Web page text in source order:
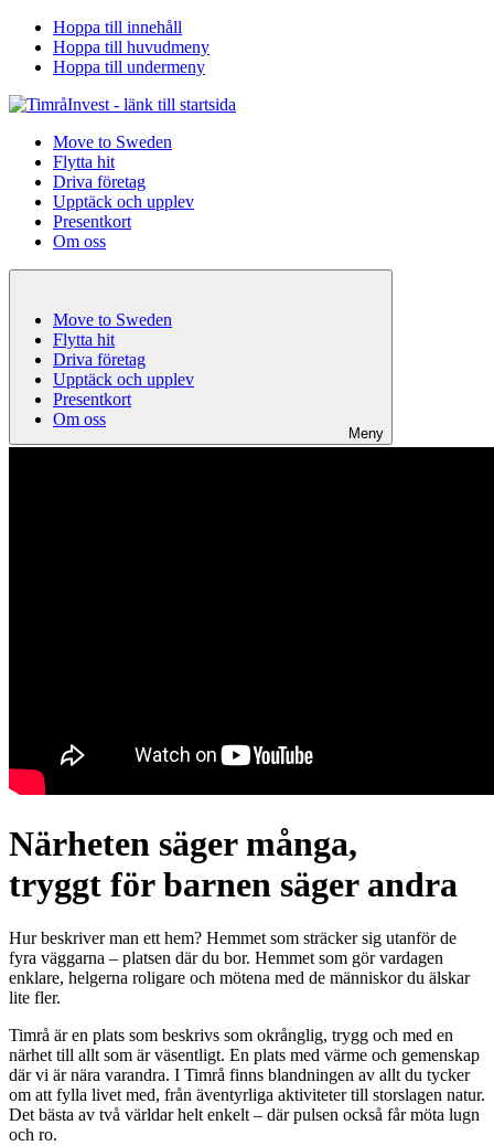
Hoppa till innehåll
Hoppa till huvudmeny
Hoppa till undermeny
Move to Sweden
Flytta hit
Driva företag
Upptäck och upplev
Presentkort
Om oss
Meny
Move to Sweden
Flytta hit
Driva företag
Upptäck och upplev
Presentkort
Om oss
Närheten säger många,
tryggt för barnen säger andra
Hur beskriver man ett hem? Hemmet som sträcker sig utanför de
fyra väggarna – platsen där du bor. Hemmet som gör vardagen
enklare, helgerna roligare och mötena med de människor du älskar
lite fler.
Timrå är en plats som beskrivs som okrånglig, trygg och med en
närhet till allt som är väsentligt. En plats med värme och gemenskap
där vi är nära varandra. I Timrå finns blandningen av allt du tycker
om att fylla livet med, från äventyrliga aktiviteter till storslagen natur.
Det bästa av två världar helt enkelt – där pulsen också får möta lugn
och ro.